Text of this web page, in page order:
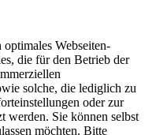
Webseiten-
die für den Betrieb der
solche, die lediglich zu
oder zur
werden. Sie können selbst
möchten. Bitte